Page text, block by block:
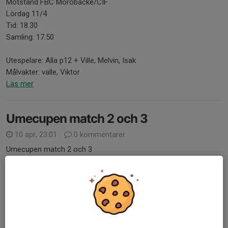
Motstånd FBC Moröbacke/CIF
Lördag 11/4
Tid: 18.30
Samling: 17.50
Utespelare: Alla p12 + Ville, Melvin, Isak
Målvakter: valle, Viktor
Läs mer
Umecupen match 2 och 3
10 apr, 23:01
0 kommentarer
Umecupen match 2 och 3